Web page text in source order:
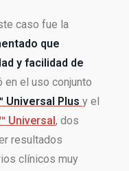
caso fue la
que
y facilidad de
en el uso conjunto
Universal Plus y el
Universal , dos
resultados
clínicos muy